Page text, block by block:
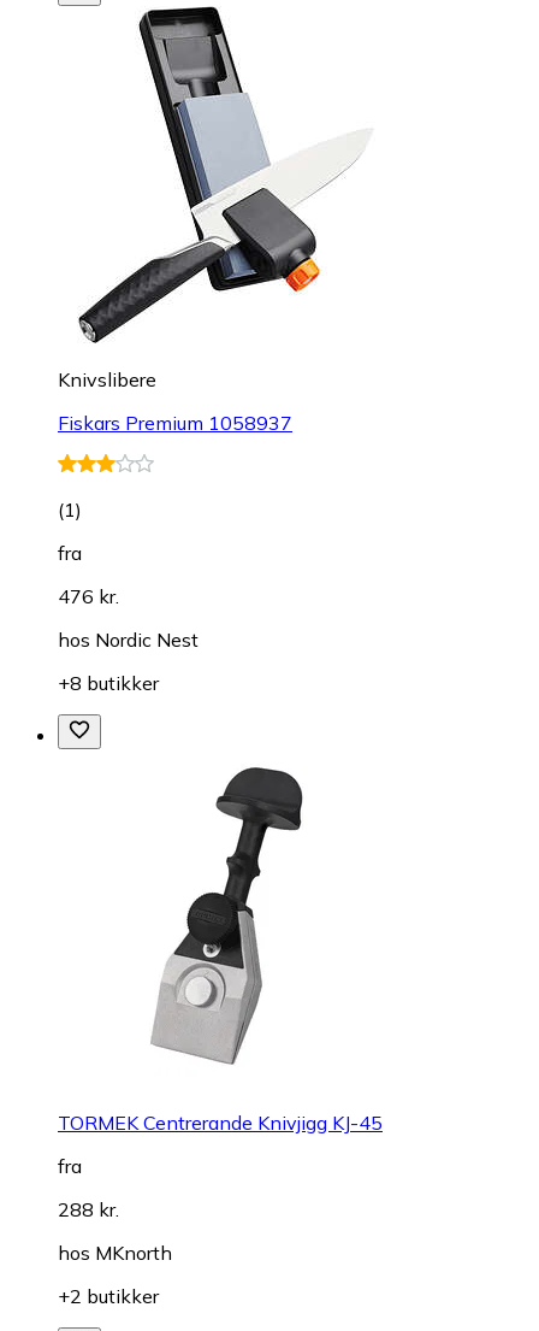
Knivslibere
Fiskars Premium 1058937
(1)
fra
476 kr.
hos Nordic Nest
+8 butikker
TORMEK Centrerande Knivjigg KJ-45
fra
288 kr.
hos MKnorth
+2 butikker